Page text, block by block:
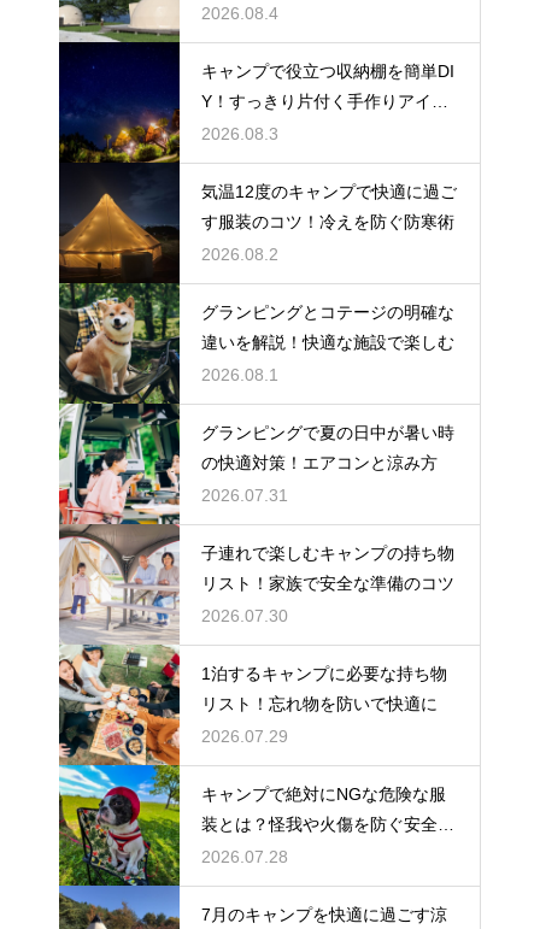
2026.08.4
キャンプで役立つ収納棚を簡単DI
Y！すっきり片付く手作りアイデ
ア
2026.08.3
気温12度のキャンプで快適に過ご
す服装のコツ！冷えを防ぐ防寒術
2026.08.2
グランピングとコテージの明確な
違いを解説！快適な施設で楽しむ
2026.08.1
グランピングで夏の日中が暑い時
の快適対策！エアコンと涼み方
2026.07.31
子連れで楽しむキャンプの持ち物
リスト！家族で安全な準備のコツ
2026.07.30
1泊するキャンプに必要な持ち物
リスト！忘れ物を防いで快適に
2026.07.29
キャンプで絶対にNGな危険な服
装とは？怪我や火傷を防ぐ安全対
策
2026.07.28
7月のキャンプを快適に過ごす涼